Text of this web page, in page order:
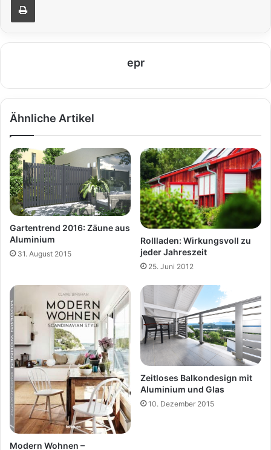
epr
Ähnliche Artikel
Gartentrend 2016: Zäune aus
Aluminium
31. August 2015
Rollladen: Wirkungsvoll zu
jeder Jahreszeit
25. Juni 2012
Modern Wohnen –
Zeitloses Balkondesign mit
Aluminium und Glas
10. Dezember 2015